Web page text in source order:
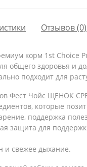
Отзывов (0)
корм 1st Choice
общего здоровья и
подходит для
Фест Чойс ЩЕНОК
которые
поддержка
защита для
и свежее дыхание.